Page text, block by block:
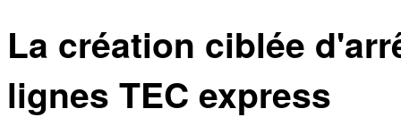
La création ciblée
lignes TEC express